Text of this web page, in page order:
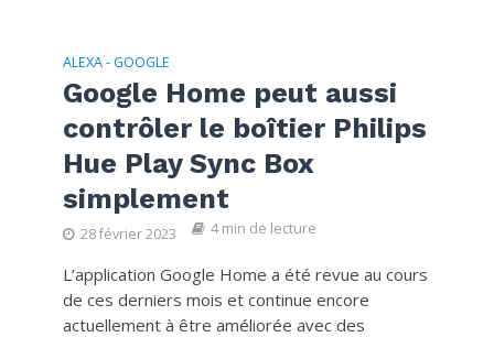
ALEXA - GOOGLE
Google Home peut aussi
contrôler le boîtier Philips
Hue Play Sync Box
simplement
28 février 2023 4 min de lecture
L’application Google Home a été revue au cours
de ces derniers mois et continue encore
actuellement à être améliorée avec des